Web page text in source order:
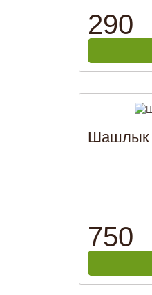
290
Шашлык
750